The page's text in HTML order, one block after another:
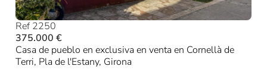
Ref 2250
375.000 €
Casa de pueblo en exclusiva en venta en Cornellà de
Terri, Pla de l'Estany, Girona